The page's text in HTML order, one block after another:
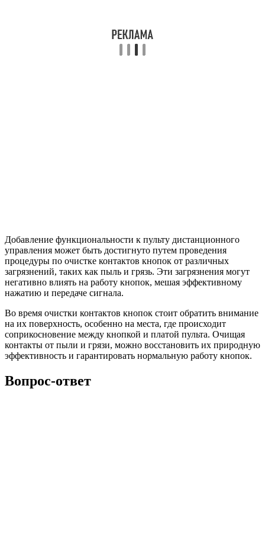
Добавление функциональности к пульту дистанционного
управления может быть достигнуто путем проведения
процедуры по очистке контактов кнопок от различных
загрязнений, таких как пыль и грязь. Эти загрязнения могут
негативно влиять на работу кнопок, мешая эффективному
нажатию и передаче сигнала.
Во время очистки контактов кнопок стоит обратить внимание
на их поверхность, особенно на места, где происходит
соприкосновение между кнопкой и платой пульта. Очищая
контакты от пыли и грязи, можно восстановить их природную
эффективность и гарантировать нормальную работу кнопок.
Вопрос-ответ